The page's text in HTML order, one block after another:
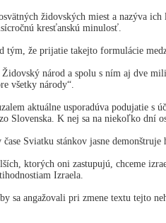
židovských miest a nazýva
kresťanskú minulosť.
tým, že prijatie takejto formulácie
národ a spolu s ním aj dve
všetky národy“.
aktuálne usporadúva podujatie
Slovenska. K nej sa na niekoľko dní
Sviatku stánkov jasne
ktorých oni zastupujú, chceme
Izraela.
sa angažovali pri zmene textu tejto